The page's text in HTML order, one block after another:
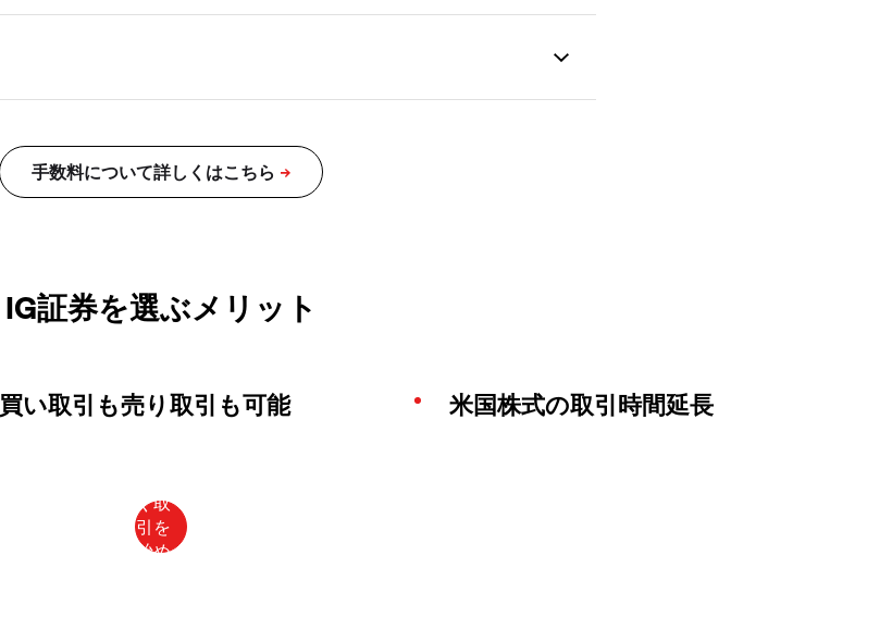
IG証券を選ぶメリット
買い取引も売り取引も可能 米国株式の取引時間延長